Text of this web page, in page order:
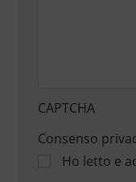
CAPTCHA
Consenso
Ho letto e